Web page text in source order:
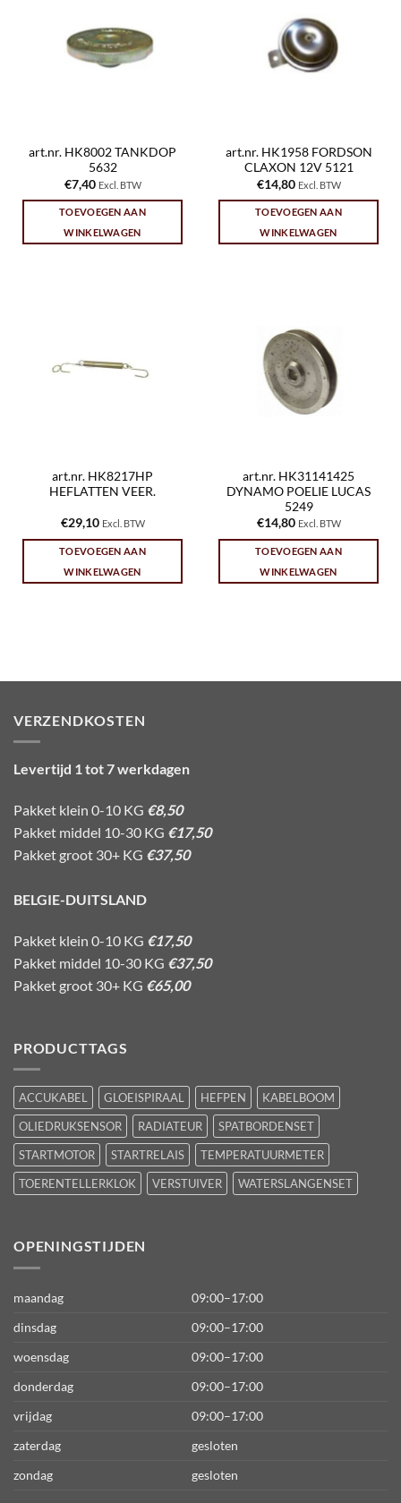
art.nr. HK8002 TANKDOP
5632
€7,40 Excl. BTW
TOEVOEGEN AAN
WINKELWAGEN
art.nr. HK1958 FORDSON
CLAXON 12V 5121
€14,80 Excl. BTW
TOEVOEGEN AAN
WINKELWAGEN
art.nr. HK8217HP
HEFLATTEN VEER.
€29,10 Excl. BTW
TOEVOEGEN AAN
WINKELWAGEN
art.nr. HK31141425
DYNAMO POELIE LUCAS
5249
€14,80 Excl. BTW
TOEVOEGEN AAN
WINKELWAGEN
VERZENDKOSTEN
Levertijd 1 tot 7 werkdagen
Pakket klein 0-10 KG €8,50
Pakket middel 10-30 KG €17,50
Pakket groot 30+ KG €37,50
BELGIE-DUITSLAND
Pakket klein 0-10 KG €17,50
Pakket middel 10-30 KG €37,50
Pakket groot 30+ KG €65,00
PRODUCTTAGS
ACCUKABEL GLOEISPIRAAL HEFPEN
KABELBOOM
OLIEDRUKSENSOR
RADIATEUR
SPATBORDENSET
STARTMOTOR
STARTRELAIS
TEMPERATUURMETER
TOERENTELLERKLOK
VERSTUIVER WATERSLANGENSET
OPENINGSTIJDEN
maandag
09:00–17:00
dinsdag
09:00–17:00
woensdag
09:00–17:00
donderdag
09:00–17:00
vrijdag
09:00–17:00
zaterdag
gesloten
zondag
gesloten